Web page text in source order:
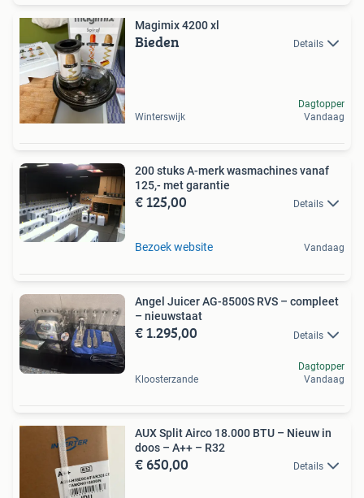
Magimix 4200 xl
Bieden Details
Winterswijk
Dagtopper
Vandaag
200 stuks A-merk wasmachines vanaf
125,- met garantie
€ 125,00 Details
Bezoek website Vandaag
Angel Juicer AG-8500S RVS – compleet
– nieuwstaat
€ 1.295,00 Details
Kloosterzande
Dagtopper
Vandaag
AUX Split Airco 18.000 BTU – Nieuw in
doos – A++ – R32
€ 650,00 Details